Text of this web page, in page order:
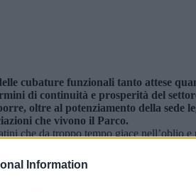
Information
cubature funzionali tanto attese
di continuità e prosperità del
oltre al potenziamento della sede
che vivono il Parco.
che da troppo tempo giace nell’oblio e
Cardeto».
lo sviluppo sostenibile di un territorio –
il proprio nuovo Piano,
per la qualità della vita delle